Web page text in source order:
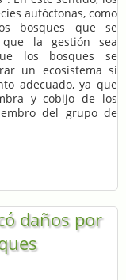
autóctonas, como
bosques que se
la gestión sea
los bosques se
un ecosistema si
adecuado, ya que
y cobijo de los
del grupo de
daños por